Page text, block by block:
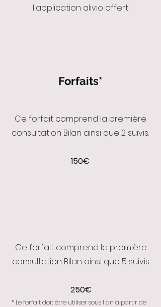
l'application alivio offert
Forfaits*
Ce forfait comprend la première
consultation Bilan ainsi que 2 suivis.
150€
Ce forfait comprend la première
consultation Bilan ainsi que 5 suivis.
250€
* Le forfait doit être utiliser sous 1 an à partir de